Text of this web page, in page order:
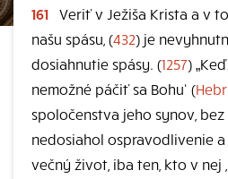
161 Veriť v Ježiša Krista a v
našu spásu, (432) je
dosiahnutie spásy. (1257)
nemožné páčiť sa Bohu‘ (Hebr
spoločenstva jeho synov,
nedosiahol ospravodlivenie
večný život, iba ten, kto v nej